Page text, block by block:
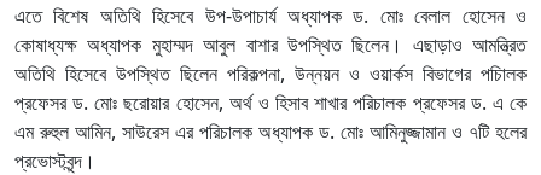
এতে বিশেষ অতিথি হিসেবে উপ-উপাচার্য অধ্যাপক ড. মোঃ বেলাল হোসেন ও
কোষাধ্যক্ষ অধ্যাপক মুহাম্মদ আবুল বাশার উপস্থিত ছিলেন। এছাড়াও আমন্ত্রিত
অতিথি হিসেবে উপস্থিত ছিলেন পরিকল্পনা, উন্নয়ন ও ওয়ার্কস বিভাগের পচিালক
প্রফেসর ড. মোঃ ছরোয়ার হোসেন, অর্থ ও হিসাব শাখার পরিচালক প্রফেসর ড. এ কে
এম রুহুল আমিন, সাউরেস এর পরিচালক অধ্যাপক ড. মোঃ আমিনুজ্জামান ও ৭টি হলের
প্রভোস্টবৃন্দ।